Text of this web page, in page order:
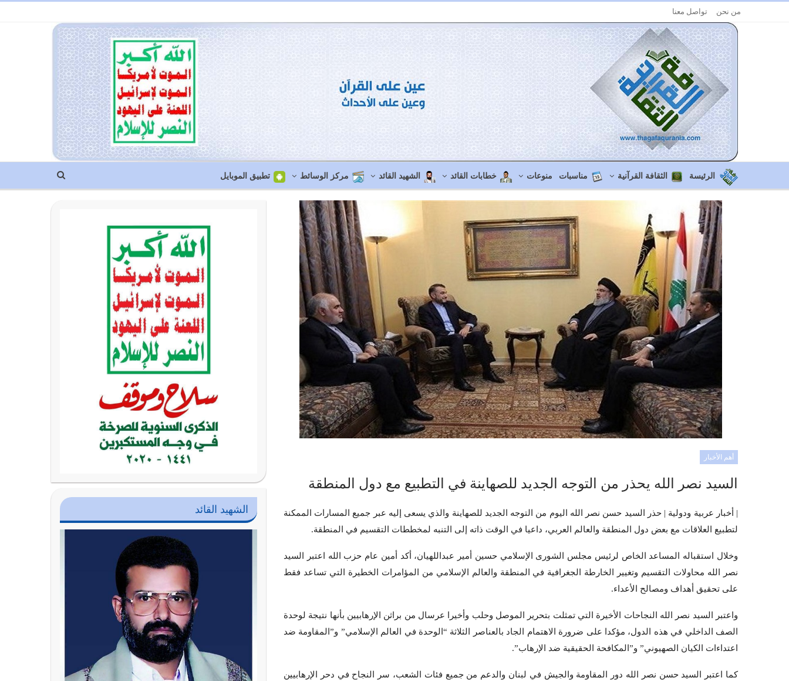
من نحن تواصل معنا
الرئيسة الثقافة القرآنية مناسبات منوعات خطابات القائد الشهيد القائد مركز الوسائط تطبيق الموبايل
أهم الأخبار
السيد نصر الله يحذر من التوجه الجديد للصهاينة في التطبيع مع دول المنطقة
| أخبار عربية ودولية | حذر السيد حسن نصر الله اليوم من التوجه الجديد للصهاينة والذي يسعى إليه عبر جميع المسارات الممكنة
لتطبيع العلاقات مع بعض دول المنطقة والعالم العربي، داعيا في الوقت ذاته إلى التنبه لمخططات التقسيم في المنطقة.
وخلال استقباله المساعد الخاص لرئيس مجلس الشورى الإسلامي حسين أمير عبداللهيان، أكد أمين عام حزب الله اعتبر السيد
نصر الله محاولات التقسيم وتغيير الخارطة الجغرافية في المنطقة والعالم الإسلامي من المؤامرات الخطيرة التي تساعد فقط
على تحقيق أهداف ومصالح الأعداء.
واعتبر السيد نصر الله النجاحات الأخيرة التي تمثلت بتحرير الموصل وحلب وأخيرا عرسال من براثن الإرهابيين بأنها نتيجة لوحدة
الصف الداخلي في هذه الدول، مؤكدا على ضرورة الاهتمام الجاد بالعناصر الثلاثة “الوحدة في العالم الإسلامي” و”المقاومة ضد
اعتداءات الكيان الصهيوني” و”المكافحة الحقيقية ضد الإرهاب”.
كما اعتبر السيد حسن نصر الله دور المقاومة والجيش في لبنان والدعم من جميع فئات الشعب، سر النجاح في دحر الإرهابيين
الشهيد القائد